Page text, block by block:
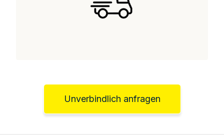
Unverbindlich anfragen